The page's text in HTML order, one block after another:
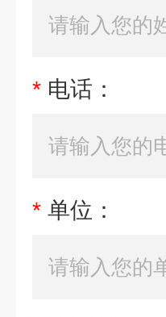
* 电话：
* 单位：